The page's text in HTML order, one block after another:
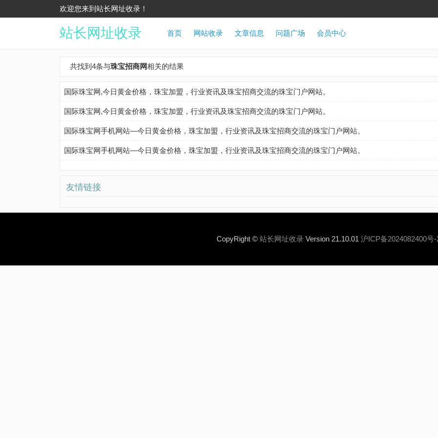
欢迎您来到站长网址收录！
站长网址收录 首页 网站收录 文章信息 问题广场 会员中心
共找到4条与珠宝招商网相关的结果
国际珠宝网,今日黄金价格，珠宝加盟，行业资讯及珠宝招商交流的珠宝门户网站。
国际珠宝网,今日黄金价格，珠宝加盟，行业资讯及珠宝招商交流的珠宝门户网站。
国际珠宝网手机网站—今日黄金价格，珠宝加盟，行业资讯及珠宝招商交流的珠宝门户网站。
国际珠宝网手机网站—今日黄金价格，珠宝加盟，行业资讯及珠宝招商交流的珠宝门户网站。
友情链接
CopyRight © 站长网址收录 Version 21.10.01 沪ICP备2024082400号-